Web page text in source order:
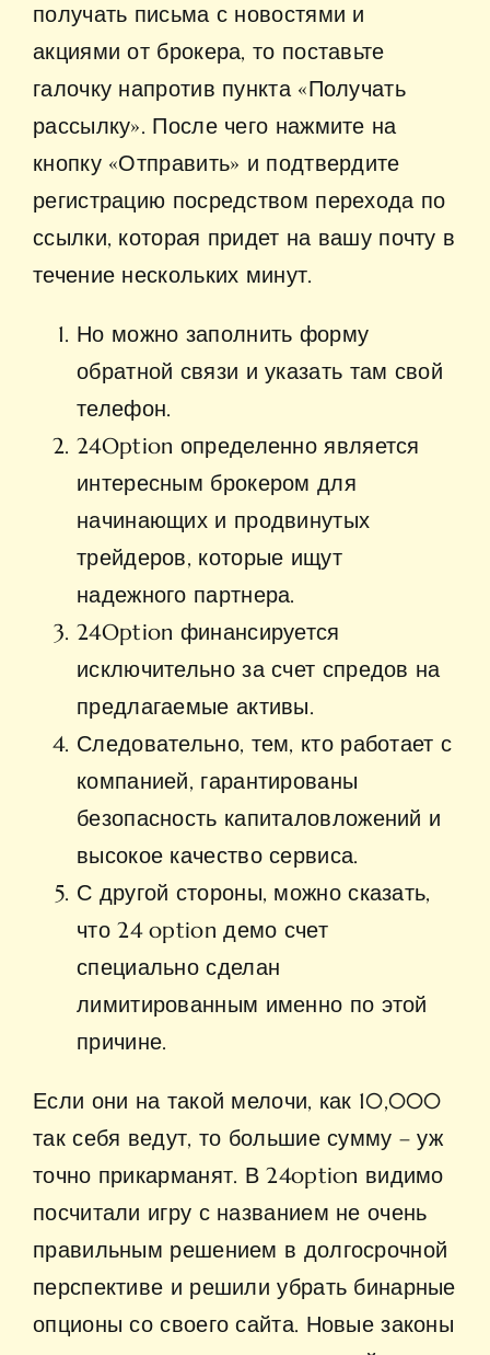
получать письма с новостями и
акциями от брокера, то поставьте
галочку напротив пункта «Получать
рассылку». После чего нажмите на
кнопку «Отправить» и подтвердите
регистрацию посредством перехода по
ссылки, которая придет на вашу почту в
течение нескольких минут.
Но можно заполнить форму
обратной связи и указать там свой
телефон.
24Option определенно является
интересным брокером для
начинающих и продвинутых
трейдеров, которые ищут
надежного партнера.
24Option финансируется
исключительно за счет спредов на
предлагаемые активы.
Следовательно, тем, кто работает с
компанией, гарантированы
безопасность капиталовложений и
высокое качество сервиса.
С другой стороны, можно сказать,
что 24 option демо счет
специально сделан
лимитированным именно по этой
причине.
Если они на такой мелочи, как 10,000
так себя ведут, то большие сумму – уж
точно прикарманят. В 24option видимо
посчитали игру с названием не очень
правильным решением в долгосрочной
перспективе и решили убрать бинарные
опционы со своего сайта. Новые законы